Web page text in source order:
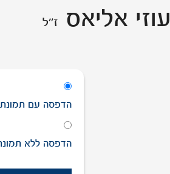
עוזי אליאס ז''ל
הדפסה עם
הדפסהללא